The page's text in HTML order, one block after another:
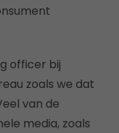
officer bij
zoals we dat
van de
media, zoals